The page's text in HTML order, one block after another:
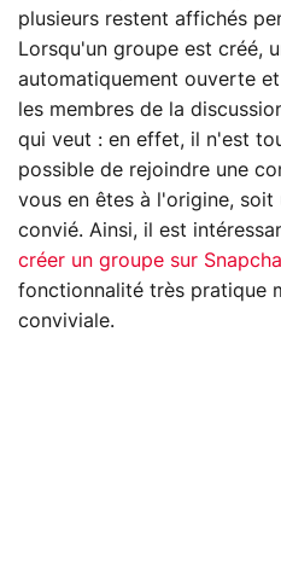
plusieurs restent affichés
Lorsqu'un groupe est créé,
automatiquement ouverte
les membres de la
qui veut : en effet, il n'est
possible de rejoindre une
vous en êtes à l'origine, soit
convié. Ainsi, il est
créer un groupe sur
fonctionnalité très pratique
conviviale.